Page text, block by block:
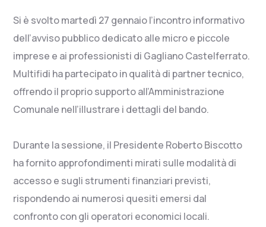
Si è svolto martedì 27 gennaio l’incontro informativo
dell’avviso pubblico dedicato alle micro e piccole
imprese e ai professionisti di Gagliano Castelferrato.
Multifidi ha partecipato in qualità di partner tecnico,
offrendo il proprio supporto all’Amministrazione
Comunale nell’illustrare i dettagli del bando.
Durante la sessione, il Presidente Roberto Biscotto
ha fornito approfondimenti mirati sulle modalità di
accesso e sugli strumenti finanziari previsti,
rispondendo ai numerosi quesiti emersi dal
confronto con gli operatori economici locali.